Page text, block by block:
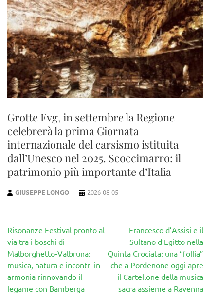
Grotte Fvg, in settembre la Regione
celebrerà la prima Giornata
internazionale del carsismo istituita
dall’Unesco nel 2025. Scoccimarro: il
patrimonio più importante d’Italia
GIUSEPPE LONGO 2026-08-05
Navigazione
articoli
Risonanze Festival pronto al
via tra i boschi di
Malborghetto-Valbruna:
musica, natura e incontri in
armonia rinnovando il
legame con Bamberga
Francesco d’Assisi e il
Sultano d’Egitto nella
Quinta Crociata: una “follia”
che a Pordenone oggi apre
il Cartellone della musica
sacra assieme a Ravenna